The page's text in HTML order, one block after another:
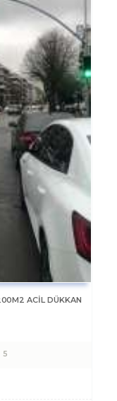
ACİL DÜKKAN
5